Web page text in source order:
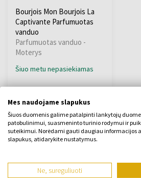
Bourjois Mon Bourjois La
Captivante Parfumuotas
vanduo
Parfumuotas vanduo -
Moterys
Šiuo metu nepasiekiamas
:
Mes naudojame slapukus
Šiuos duomenis galime patalpinti lankytojų
patobulinimui, suasmeninto turinio rodymui ir
suteikimui. Norėdami gauti daugiau informacijos
slapukus, atidarykite nustatymus.
Ne, sureguliuoti